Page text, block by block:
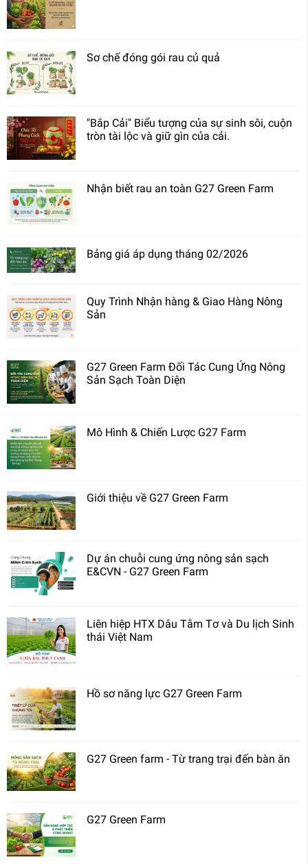
Sơ chế đóng gói rau củ quả
"Bắp Cải" Biểu tượng của sự sinh sôi, cuộn
tròn tài lộc và giữ gìn của cải.
Nhận biết rau an toàn G27 Green Farm
Bảng giá áp dụng tháng 02/2026
Quy Trình Nhận hàng & Giao Hàng Nông
Sản
G27 Green Farm Đối Tác Cung Ứng Nông
Sản Sạch Toàn Diện
Mô Hình & Chiến Lược G27 Farm
Giới thiệu về G27 Green Farm
Dự án chuỗi cung ứng nông sản sạch
E&CVN - G27 Green Farm
Liên hiệp HTX Dâu Tằm Tơ và Du lịch Sinh
thái Việt Nam
Hồ sơ năng lực G27 Green Farm
G27 Green farm - Từ trang trại đến bàn ăn
G27 Green Farm